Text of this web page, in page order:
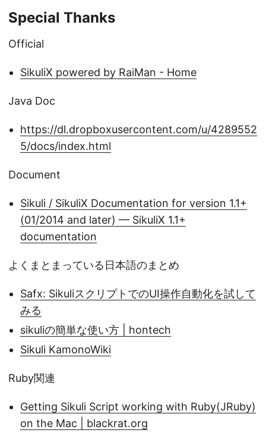
Special Thanks
Official
SikuliX powered by RaiMan - Home
Java Doc
https://dl.dropboxusercontent.com/u/4289552
5/docs/index.html
Document
Sikuli / SikuliX Documentation for version 1.1+
(01/2014 and later) — SikuliX 1.1+
documentation
よくまとまっている日本語のまとめ
Safx: SikuliスクリプトでのUI操作自動化を試して
みる
sikuliの簡単な使い方 | hontech
Sikuli KamonoWiki
Ruby関連
Getting Sikuli Script working with Ruby(JRuby)
on the Mac | blackrat.org